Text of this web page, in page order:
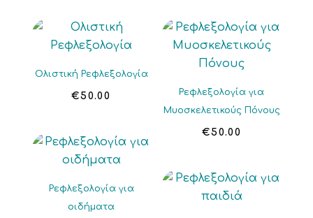
Ολιστική Ρεφλεξολογία
€50.00
Ρεφλεξολογία για
Μυοσκελετικούς Πόνους
€50.00
Ρεφλεξολογία για
οιδήματα